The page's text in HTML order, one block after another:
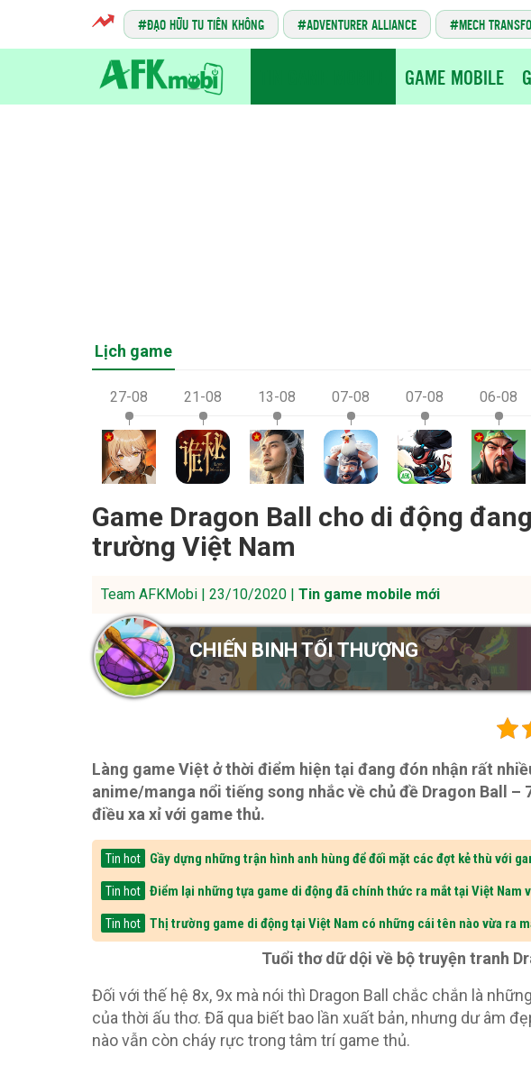
ĐẠO HỮU TU TIÊN KHÔNG ADVENTURER ALLIANCE MECH
GAME MOBILE
Lịch game
27-08 21-08 13-08 07-08 07-08 06-08
Game Dragon Ball cho di động
trường Việt Nam
Team AFKMobi | 23/10/2020 | Tin game mobile mới
CHIẾN BINH TỐI THƯỢNG
Làng game Việt ở thời điểm hiện tại đang đón nhận rất
anime/manga nổi tiếng song nhắc về chủ đề Dragon Ball –
điều xa xỉ với game thủ.
Tin hot Gầy dựng những trận hình anh hùng để đối mặt các đợt kẻ thù với
Tin hot Điểm lại những tựa game di động đã chính thức ra mắt tại Việt Nam
Tin hot Thị trường game di động tại Việt Nam có những cái tên nào vừa ra
Tuổi thơ dữ dội về bộ truyện tranh
Đối với thế hệ 8x, 9x mà nói thì Dragon Ball chắc chắn là
của thời ấu thơ. Đã qua biết bao lần xuất bản, nhưng dư âm
nào vẫn còn cháy rực trong tâm trí game thủ.